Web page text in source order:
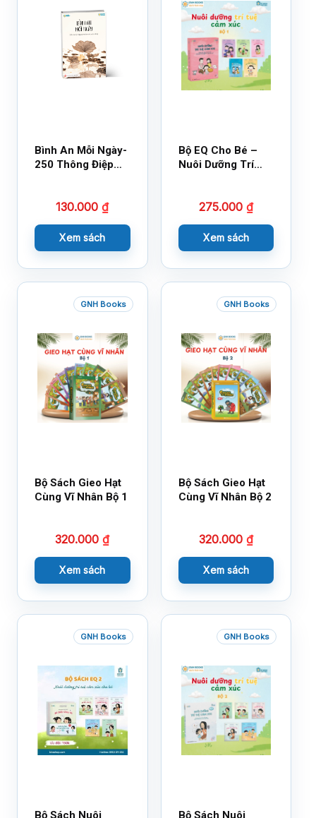
Bình An Mỗi Ngày-
250 Thông Điệp
130.000₫
Xem sách
Bộ EQ Cho Bé –
Nuôi Dưỡng Trí
275.000 ₫
Xem sách
GNH Books
Bộ Sách Gieo Hạt
Cùng Vĩ Nhân Bộ 1
320.000₫
Xem sách
GNH Books
Bộ Sách Gieo Hạt
Cùng Vĩ Nhân Bộ 2
320.000 ₫
Xem sách
GNH Books GNH Books